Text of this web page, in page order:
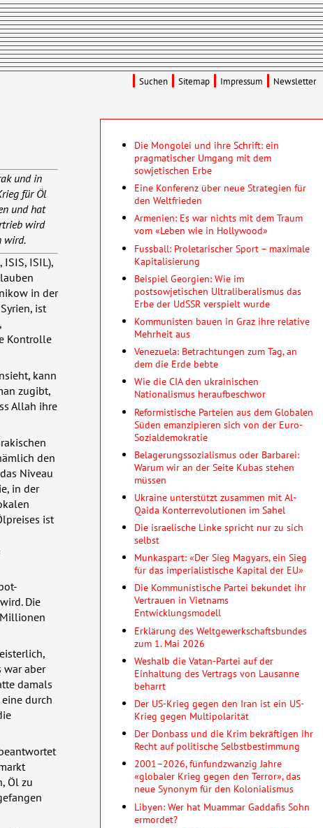
und in
für Öl
und hat
wird
wird.
, ISIS, ISIL),
in der
ist
Kontrolle
kann
zugibt,
Allah ihre
den
Niveau
in der
ist
Die
aber
damals
durch
Öl zu
Die Mongolei und ihre Schrift: ein
pragmatischer Umgang mit dem
sowjetischen Erbe
Eine Konferenz über neue Strategien für
den Weltfrieden
Armenien: Es war nichts mit dem Traum
vom «Leben wie in Hollywood»
Fussball: Proletarischer Sport – maximale
Kapitalisierung
Beispiel Georgien: Wie im
postsowjetischen Ultraliberalismus das
Erbe der UdSSR verspielt wurde
Kommunisten bauen in Graz ihre relative
Mehrheit aus
Venezuela: Betrachtungen zum Tag, an
dem die Erde bebte
Wie die CIA den ukrainischen
Nationalismus heraufbeschwor
Reformistische Parteien aus dem Globalen
Süden emanzipieren sich von der Euro-
Sozialdemokratie
Belagerungssozialismus oder Barbarei:
Warum wir an der Seite Kubas stehen
müssen
Ukraine unterstützt zusammen mit Al-
Qaida Konterrevolutionen im Sahel
Die israelische Linke spricht nur zu sich
selbst
Munkaspart: «Der Sieg Magyars, ein Sieg
für das imperialistische Kapital der EU»
Die Kommunistische Partei bekundet ihr
Vertrauen in Vietnams
Entwicklungsmodell
Erklärung des Weltgewerkschaftsbundes
zum 1. Mai 2026
Weshalb die Vatan-Partei auf der
Einhaltung des Vertrags von Lausanne
beharrt
Der US-Krieg gegen den Iran ist ein US-
Krieg gegen Multipolarität
Der Donbass und die Krim bekräftigen ihr
Recht auf politische Selbstbestimmung
2001–2026, fünfundzwanzig Jahre
«globaler Krieg gegen den Terror», das
neue Synonym für den Kolonialismus
Libyen: Wer hat Muammar Gaddafis Sohn
ermordet?
Suchen Sitemap Impressum Newsletter